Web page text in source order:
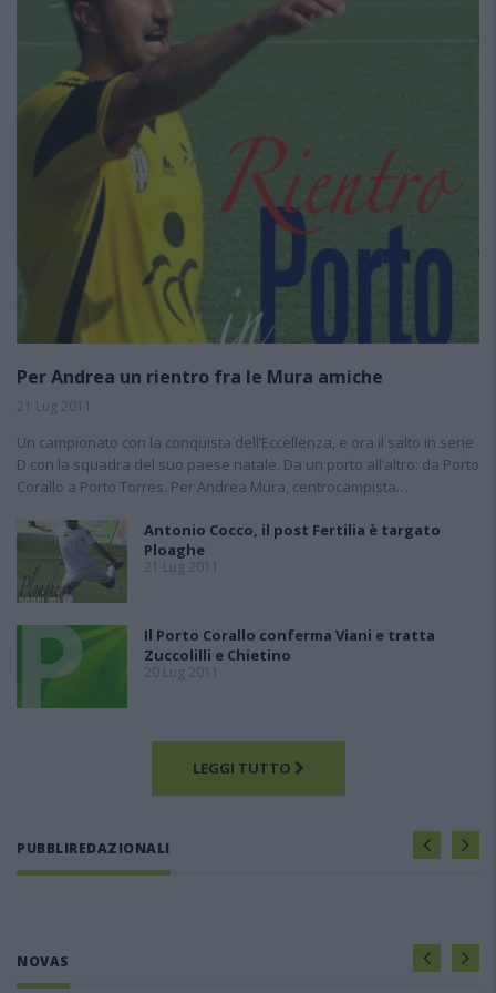
Per Andrea un rientro fra le Mura amiche
21 Lug 2011
Un campionato con la conquista dell’Eccellenza, e ora il salto in serie
D con la squadra del suo paese natale. Da un porto all’altro: da Porto
Corallo a Porto Torres. Per Andrea Mura, centrocampista…
Antonio Cocco, il post Fertilia è targato
Ploaghe
21 Lug 2011
Il Porto Corallo conferma Viani e tratta
Zuccolilli e Chietino
20 Lug 2011
LEGGI TUTTO
PUBBLIREDAZIONALI
NOVAS